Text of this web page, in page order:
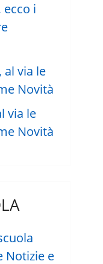
i
via le
Novità